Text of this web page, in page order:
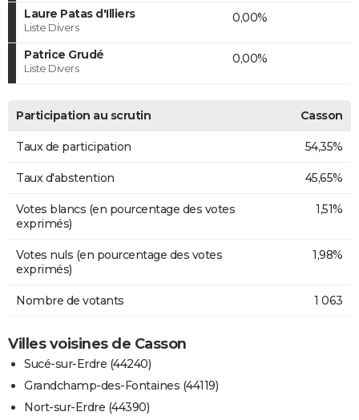
Laure Patas d'Illiers
Liste Divers
0,00%
Patrice Grudé
Liste Divers
0,00%
Participation au scrutin Casson
Taux de participation 54,35%
Taux d'abstention 45,65%
Votes blancs (en pourcentage des votes
exprimés)
1,51%
Votes nuls (en pourcentage des votes
exprimés)
1,98%
Nombre de votants 1 063
Villes voisines de Casson
Sucé-sur-Erdre (44240)
Grandchamp-des-Fontaines (44119)
Nort-sur-Erdre (44390)